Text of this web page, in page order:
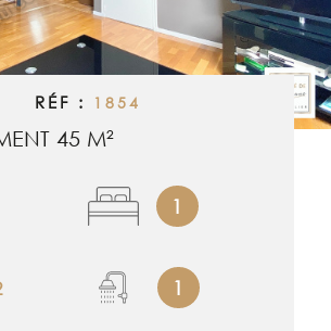
ESTIMATION
NOS BIENS
RÉF : 1854
45 M²
1
1